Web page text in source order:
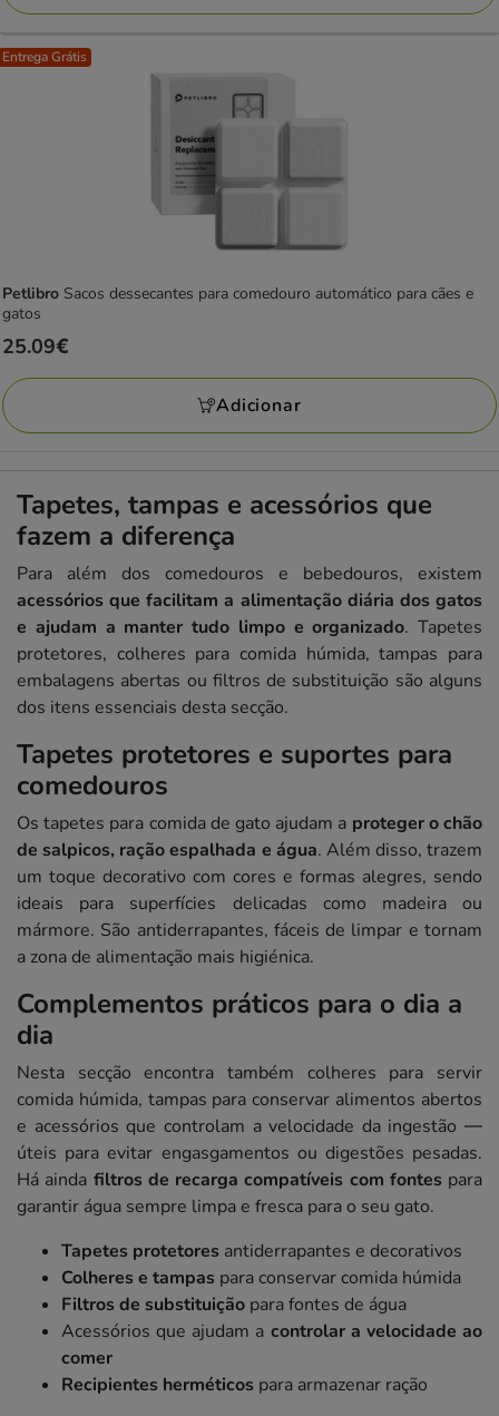
Entrega Grátis
Petlibro Sacos dessecantes para comedouro automático para cães e
gatos
Preço
25.09€
25.09€
Adicionar
Tapetes, tampas e acessórios que
fazem a diferença
Para além dos comedouros e bebedouros, existem
acessórios que facilitam a alimentação diária dos gatos
e ajudam a manter tudo limpo e organizado. Tapetes
protetores, colheres para comida húmida, tampas para
embalagens abertas ou filtros de substituição são alguns
dos itens essenciais desta secção.
Tapetes protetores e suportes para
comedouros
Os tapetes para comida de gato ajudam a proteger o chão
de salpicos, ração espalhada e água. Além disso, trazem
um toque decorativo com cores e formas alegres, sendo
ideais para superfícies delicadas como madeira ou
mármore. São antiderrapantes, fáceis de limpar e tornam
a zona de alimentação mais higiénica.
Complementos práticos para o dia a
dia
Nesta secção encontra também colheres para servir
comida húmida, tampas para conservar alimentos abertos
e acessórios que controlam a velocidade da ingestão —
úteis para evitar engasgamentos ou digestões pesadas.
Há ainda filtros de recarga compatíveis com fontes para
garantir água sempre limpa e fresca para o seu gato.
Tapetes protetores antiderrapantes e decorativos
Colheres e tampas para conservar comida húmida
Filtros de substituição para fontes de água
Acessórios que ajudam a controlar a velocidade ao
comer
Recipientes herméticos para armazenar ração